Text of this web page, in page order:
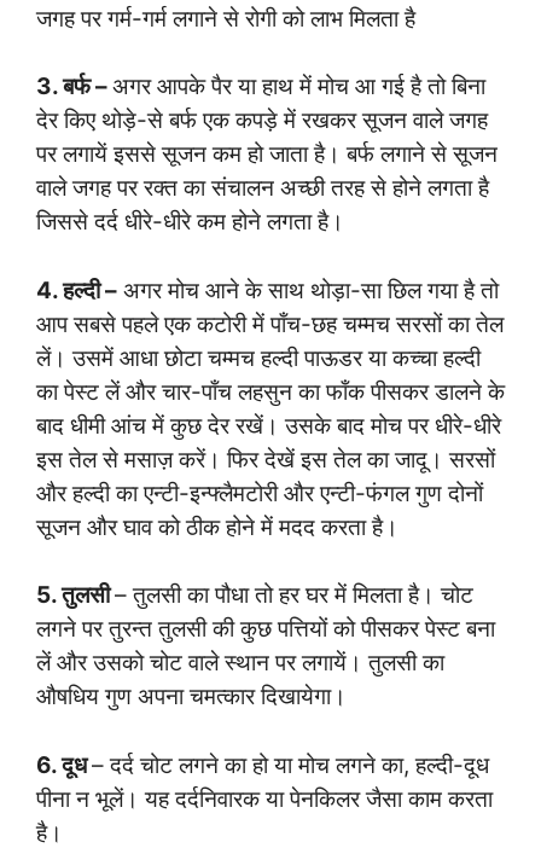
जगह पर गर्म-गर्म लगाने से रोगी को लाभ मिलता है
3. बर्फ –अगर आपके पैर या हाथ में मोच आ गई है तो बिना
देर किए थोड़े-से बर्फ एक कपड़े में रखकर सूजन वाले जगह
पर लगायें इससे सूजन कम हो जाता है। बर्फ लगाने से सूजन
वाले जगह पर रक्त का संचालन अच्छी तरह से होने लगता है
जिससे दर्द धीरे-धीरे कम होने लगता है।
4. हल्दी – अगर मोच आने के साथ थोड़ा-सा छिल गया है तो
आप सबसे पहले एक कटोरी में पाँच-छह चम्मच सरसों का तेल
लें। उसमें आधा छोटा चम्मच हल्दी पाऊडर या कच्चा हल्दी
का पेस्ट लें और चार-पाँच लहसुन का फाँक पीसकर डालने के
बाद धीमी आंच में कुछ देर रखें। उसके बाद मोच पर धीरे-धीरे
इस तेल से मसाज़ करें। फिर देखें इस तेल का जादू। सरसों
और हल्दी का एन्टी-इन्फ्लैमटोरी और एन्टी-फंगल गुण दोनों
सूजन और घाव को ठीक होने में मदद करता है।
5. तुलसी– तुलसी का पौधा तो हर घर में मिलता है। चोट
लगने पर तुरन्त तुलसी की कुछ पत्तियों को पीसकर पेस्ट बना
लें और उसको चोट वाले स्थान पर लगायें। तुलसी का
औषधिय गुण अपना चमत्कार दिखायेगा।
6. दूध– दर्द चोट लगने का हो या मोच लगने का, हल्दी-दूध
पीना न भूलें। यह दर्दनिवारक या पेनकिलर जैसा काम करता
है।